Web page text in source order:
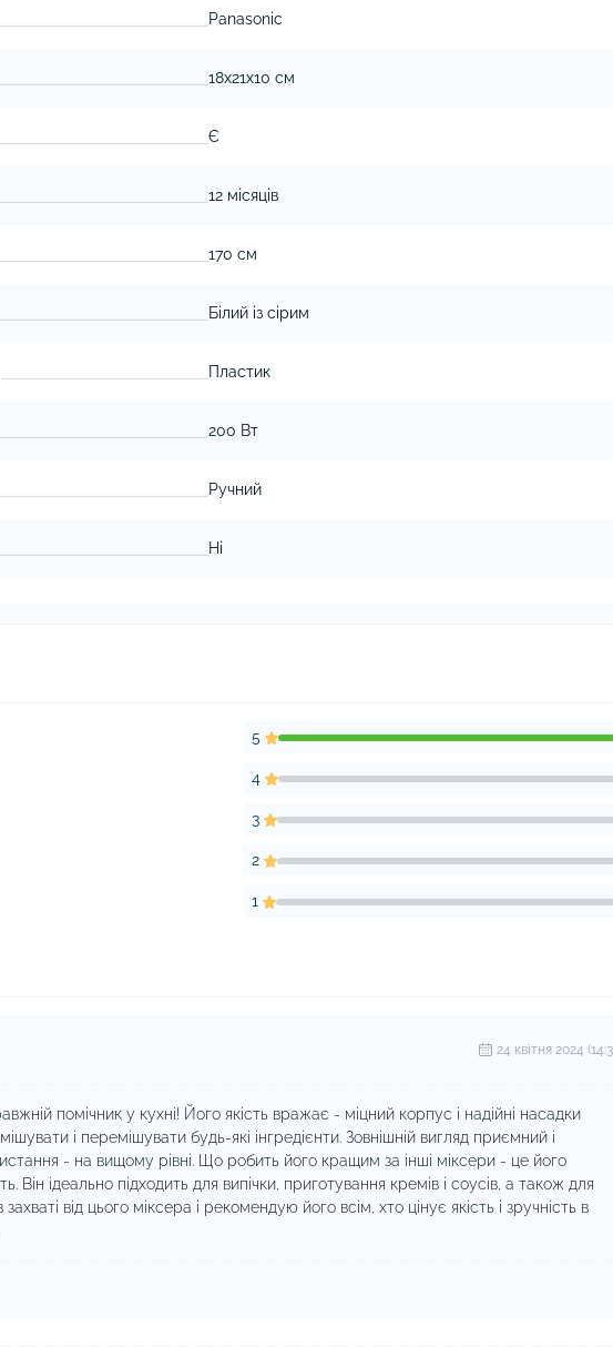
Panasonic
18х21х10 см
Є
12 місяців
170 см
Білий із сірим
Пластик
200 Вт
Ручний
Ні
5
4
3
2
1
24 квітня 2024
помічник у кухні! Його якість вражає - міцний корпус і надійні насадки
і перемішувати будь-які інгредієнти. Зовнішній вигляд приємний і
- на вищому рівні. Що робить його кращим за інші міксери - це його
Він ідеально підходить для випічки, приготування кремів і соусів, а також для
від цього міксера і рекомендую його всім, хто цінує якість і зручність в